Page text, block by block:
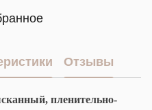
Отзывы
пленительно-